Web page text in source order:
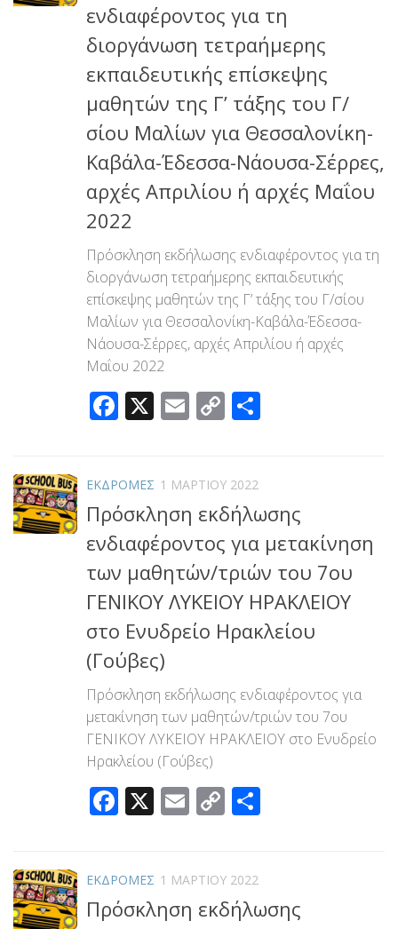
ενδιαφέροντος για τη
διοργάνωση τετραήμερης
εκπαιδευτικής επίσκεψης
μαθητών της Γ’ τάξης του Γ/
σίου Μαλίων για Θεσσαλονίκη-
Καβάλα-Έδεσσα-Νάουσα-Σέρρες,
αρχές Απριλίου ή αρχές Μαΐου
2022
Πρόσκληση εκδήλωσης ενδιαφέροντος για τη
διοργάνωση τετραήμερης εκπαιδευτικής
επίσκεψης μαθητών της Γ’ τάξης του Γ/σίου
Μαλίων για Θεσσαλονίκη-Καβάλα-Έδεσσα-
Νάουσα-Σέρρες, αρχές Απριλίου ή αρχές
Μαΐου 2022
Facebook
X Email
Copy
ΕΚΔΡΟΜΕΣ 1 ΜΑΡΤΊΟΥ 2022
Πρόσκληση εκδήλωσης
ενδιαφέροντος για μετακίνηση
των μαθητών/τριών του 7ου
ΓΕΝΙΚΟΥ ΛΥΚΕΙΟΥ ΗΡΑΚΛΕΙΟΥ
στο Ενυδρείο Ηρακλείου
(Γούβες)
Πρόσκληση εκδήλωσης ενδιαφέροντος για
μετακίνηση των μαθητών/τριών του 7ου
ΓΕΝΙΚΟΥ ΛΥΚΕΙΟΥ ΗΡΑΚΛΕΙΟΥ στο Ενυδρείο
Ηρακλείου (Γούβες)
Facebook
X Email
Copy
ΕΚΔΡΟΜΕΣ 1 ΜΑΡΤΊΟΥ 2022
Πρόσκληση εκδήλωσης